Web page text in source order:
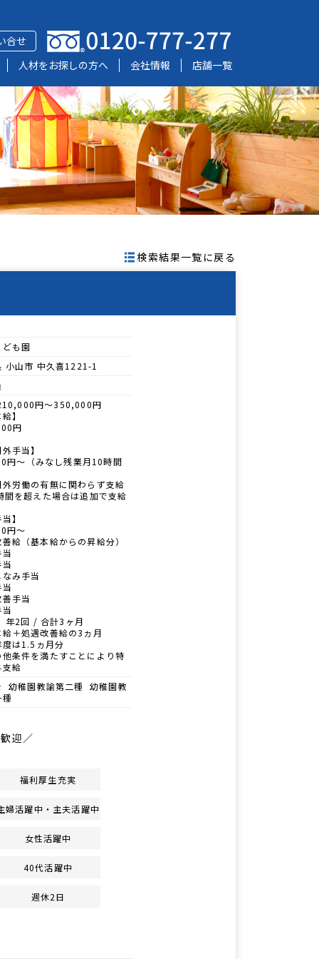
合せ
人材をお探しの方へ
会社情報 店舗一覧
検索結果一覧に戻る
も園
小山市 中久喜1221-1
円～350,000円
】
円
手当】
円～（みなし残業月10時間
労働の有無に関わらず支給
を超えた場合は追加で支給
】
円～
給（基本給からの昇給分）
み手当
手当
年2回 / 合計3ヶ月
給＋処遇改善給の3ヵ月
度は1.5ヵ月分
条件を満たすことにより特
給
幼稚園教諭第二種 幼稚園教
迎／
福利厚生充実
婦活躍中・主夫活躍中
女性活躍中
40代活躍中
週休2日